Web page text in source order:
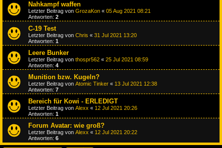
Nahkampf waffen
Letzter Beitrag von GrozaKon « 05 Aug 2021 08:21
Antworten: 2
C-19 Test
Letzter Beitrag von Chris « 31 Jul 2021 13:20
Antworten: 1
Leere Bunker
Letzter Beitrag von thospr562 « 25 Jul 2021 08:59
Antworten: 4
Munition bzw. Kugeln?
Letzter Beitrag von Atomic Tinker « 13 Jul 2021 12:38
Antworten: 7
Bereich für Kowi - ERLEDIGT
Letzter Beitrag von Alexx « 12 Jul 2021 20:26
Antworten: 1
Forum Avatar: wie groß?
Letzter Beitrag von Alexx « 12 Jul 2021 20:22
Antworten: 6